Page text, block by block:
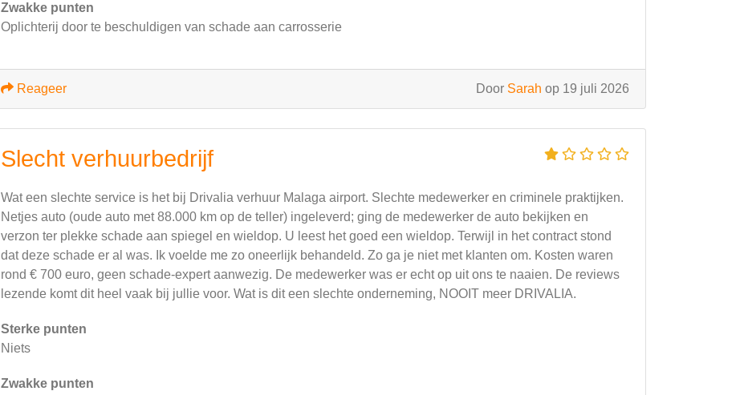
Zwakke punten
Oplichterij door te beschuldigen van schade aan carrosserie
Door Sarah op 19 juli 2026
Reageer
Slecht verhuurbedrijf
Wat een slechte service is het bij Drivalia verhuur Malaga airport. Slechte medewerker en criminele praktijken.
Netjes auto (oude auto met 88.000 km op de teller) ingeleverd; ging de medewerker de auto bekijken en
verzon ter plekke schade aan spiegel en wieldop. U leest het goed een wieldop. Terwijl in het contract stond
dat deze schade er al was. Ik voelde me zo oneerlijk behandeld. Zo ga je niet met klanten om. Kosten waren
rond € 700 euro, geen schade-expert aanwezig. De medewerker was er echt op uit ons te naaien. De reviews
lezende komt dit heel vaak bij jullie voor. Wat is dit een slechte onderneming, NOOIT meer DRIVALIA.
Sterke punten
Niets
Zwakke punten